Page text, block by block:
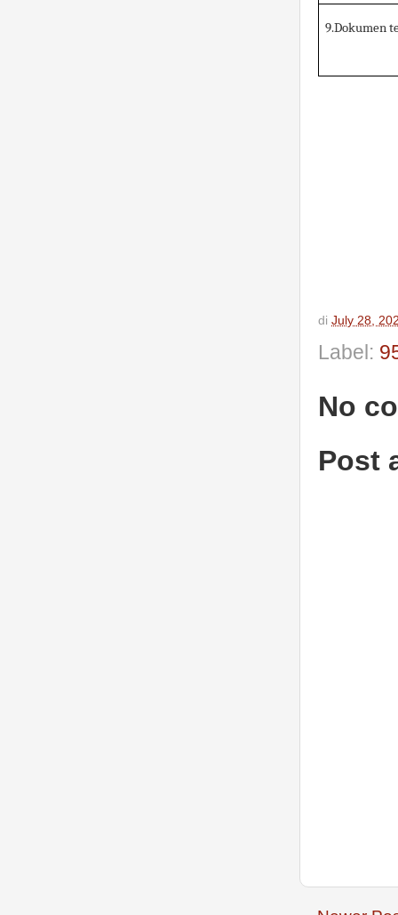
9.Dokumen
di July 28,
Label:
No
Post